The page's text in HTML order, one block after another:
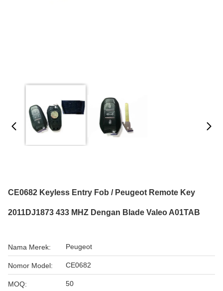
CE0682 Keyless Entry Fob / Peugeot Remote Key
2011DJ1873 433 MHZ Dengan Blade Valeo A01TAB
Nama Merek: Peugeot
Nomor Model: CE0682
MOQ: 50